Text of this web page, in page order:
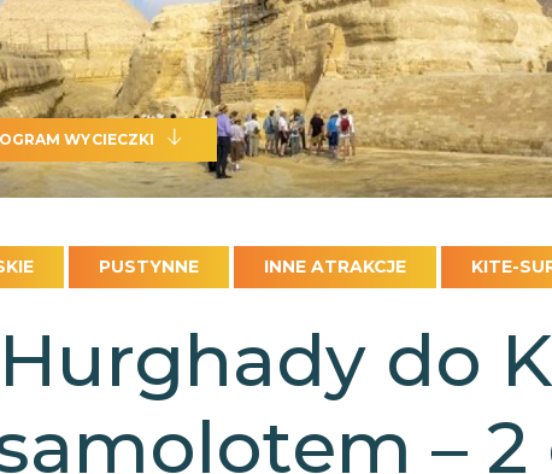
WYCIECZKI
PUSTYNNE INNE ATRAKCJE KITE-
do
– 2